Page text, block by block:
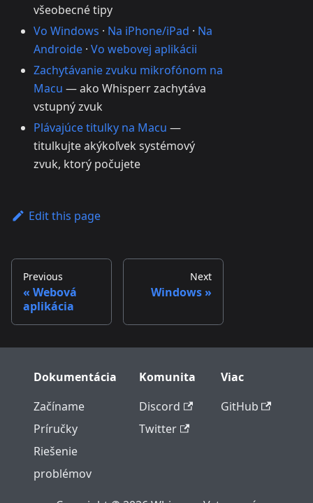
všeobecné tipy
Vo Windows · Na iPhone/iPad · Na
Androide · Vo webovej aplikácii
Zachytávanie zvuku mikrofónom na
Macu — ako Whisperr zachytáva
vstupný zvuk
Plávajúce titulky na Macu —
titulkujte akýkoľvek systémový
zvuk, ktorý počujete
Edit this page
Previous
Webová
aplikácia
Next
Windows
Dokumentácia
Začíname
Príručky
Riešenie
problémov
Komunita
Discord
Twitter
Viac
GitHub